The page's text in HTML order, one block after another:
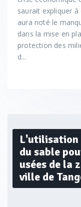
saurait expliquer
aura noté le
dans la mise en
protection des
d...
L'utilisation
du sable
usées de la
ville de